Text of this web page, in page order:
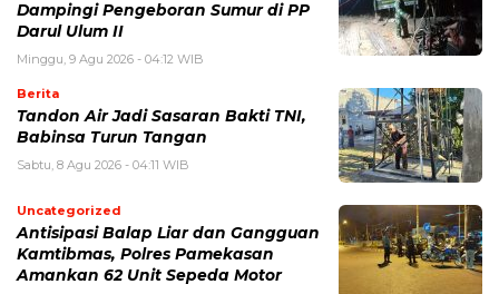
Dampingi Pengeboran Sumur di PP
Darul Ulum II
Minggu, 9 Agu 2026 - 04:12 WIB
Berita
Tandon Air Jadi Sasaran Bakti TNI,
Babinsa Turun Tangan
Sabtu, 8 Agu 2026 - 04:11 WIB
Uncategorized
Antisipasi Balap Liar dan Gangguan
Kamtibmas, Polres Pamekasan
Amankan 62 Unit Sepeda Motor